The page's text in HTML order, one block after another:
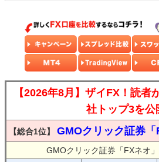
【2026年8月】ザイFX！読者
社トップ3を公
【総合1位】 GMOクリック証券「
GMOクリック証券「FXネオ